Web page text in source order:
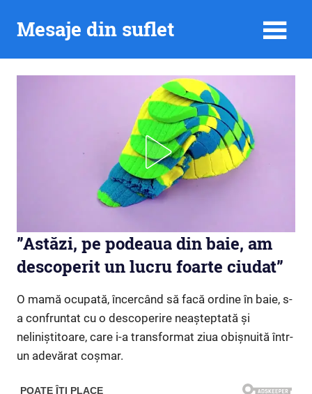
Mesaje din suflet
”Astăzi, pe podeaua din baie, am
descoperit un lucru foarte ciudat”
O mamă ocupată, încercând să facă ordine în baie, s-
a confruntat cu o descoperire neașteptată și
neliniștitoare, care i-a transformat ziua obișnuită într-
un adevărat coșmar.